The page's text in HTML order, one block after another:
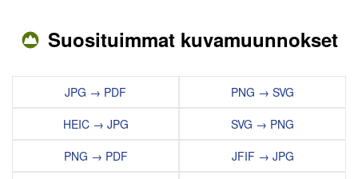
Suosituimmat kuvamuunnokset
JPG → PDF
HEIC → JPG
PNG → PDF
PNG → SVG
SVG → PNG
JFIF → JPG